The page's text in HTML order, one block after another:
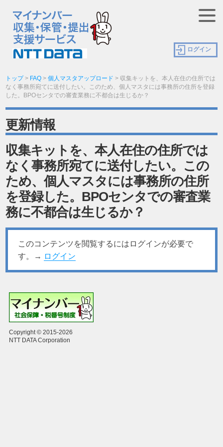
ログイン
トップ> FAQ >個人マスタアップロード > 収集キットを、本人在住の住所では
なく事務所宛てに送付したい。このため、個人マスタには事務所の住所を登録
した。BPOセンタでの審査業務に不都合は生じるか？
更新情報
収集キットを、本人在住の住所では
なく事務所宛てに送付したい。この
ため、個人マスタには事務所の住所
を登録した。BPOセンタでの審査業
務に不都合は生じるか？
このコンテンツを閲覧するにはログインが必要で
す。→ ログイン
Copyright © 2015-2026
NTT DATA Corporation